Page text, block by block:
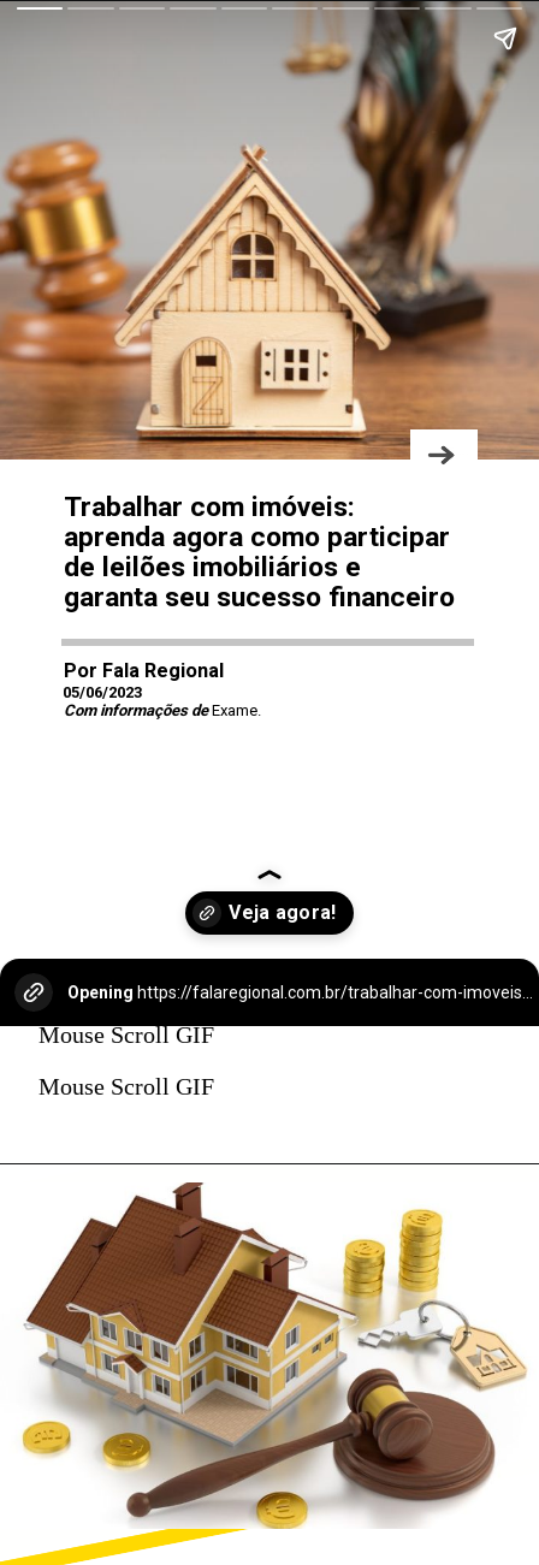
Por Fala Regional
05/06/2023
Trabalhar com imóveis:
aprenda agora como participar
de leilões imobiliários e
garanta seu sucesso financeiro
Com informações deExame.
Opening https://falaregional.com.br/trabalhar-com-imoveis-aprenda-agora-como-participar-de-leiloes-imobiliarios-e-garanta-seu-sucesso-financeiro.html/?via=webs&tipo=amp
Mouse Scroll GIF
Mouse Scroll GIF